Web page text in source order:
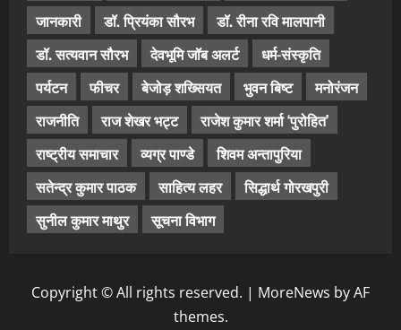
जानकारी
डॉ. प्रियंका सौरभ
डॉ. रीना रवि मालपानी
डॉ. सत्यवान सौरभ
देवभूमि जॉब अलर्ट
धर्म-संस्कृति
पर्यटन
फीचर बेजोड़ शख्सियत भुवन बिष्ट
मनोरंजन
राजनीति
राज शेखर भट्ट
राजेश कुमार शर्मा ‘पुरोहित’
राष्ट्रीय समाचार
व्यग्र पाण्डे
शिवम अन्तापुरिया
सतेन्द्र कुमार पाठक
साहित्य लहर
सिद्धार्थ गोरखपुरी
सुनील कुमार माथुर
सूचना विभाग
Copyright © All rights reserved. | MoreNews by AF
themes.